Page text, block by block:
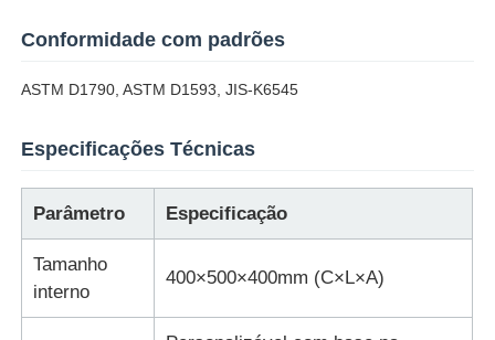
Fale Conosco
Equipamento de testes do laboratório
Câmara de Teste Ambiental
Conformidade com padrões
ASTM D1790, ASTM D1593, JIS-K6545
Especificações Técnicas
Parâmetro Especificação
Tamanho
interno
400×500×400mm (C×L×A)